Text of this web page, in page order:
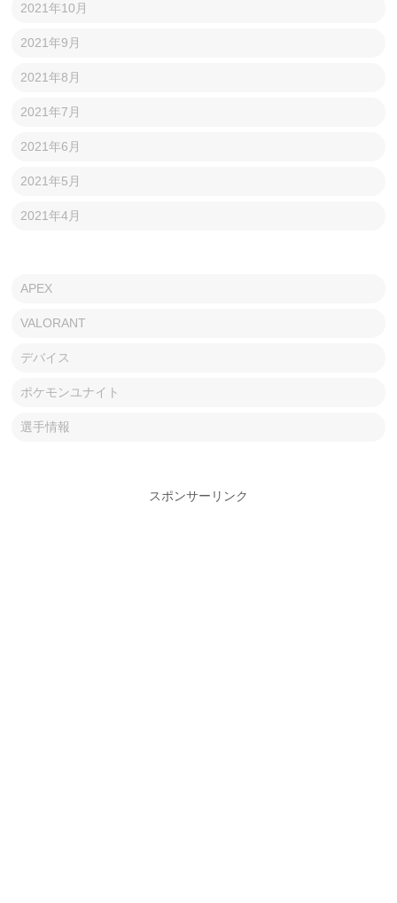
2021年10月
2021年9月
2021年8月
2021年7月
2021年6月
2021年5月
2021年4月
APEX
VALORANT
デバイス
ポケモンユナイト
選手情報
スポンサーリンク